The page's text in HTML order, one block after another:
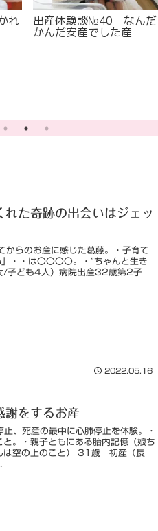
れ 出産体験談№40 なんだ
かんだ安産でした産
た奇跡の出会いはジェッ
からのお産に感じた葛藤。・子育て
・・は〇〇〇〇。・”ちゃんと生き
/子ども4人）病院出産32歳第2子
2022.05.16
をするお産
、死産の最中に心肺停止を体験。・
。・親子ともにある胎内記憶（娘ち
は空の上のこと） 31歳 初産（長